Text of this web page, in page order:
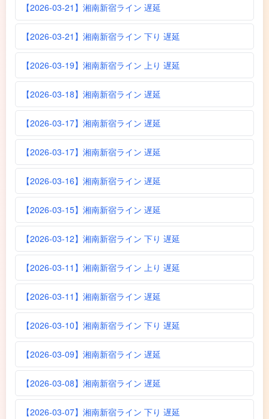
【2026-03-21】湘南新宿ライン 遅延
【2026-03-21】湘南新宿ライン 下り 遅延
【2026-03-19】湘南新宿ライン 上り 遅延
【2026-03-18】湘南新宿ライン 遅延
【2026-03-17】湘南新宿ライン 遅延
【2026-03-17】湘南新宿ライン 遅延
【2026-03-16】湘南新宿ライン 遅延
【2026-03-15】湘南新宿ライン 遅延
【2026-03-12】湘南新宿ライン 下り 遅延
【2026-03-11】湘南新宿ライン 上り 遅延
【2026-03-11】湘南新宿ライン 遅延
【2026-03-10】湘南新宿ライン 下り 遅延
【2026-03-09】湘南新宿ライン 遅延
【2026-03-08】湘南新宿ライン 遅延
【2026-03-07】湘南新宿ライン 下り 遅延